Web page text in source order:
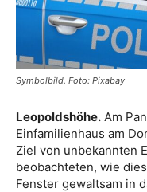
Symbolbild. Foto: Pixabay
Leopoldshöhe. Am
Einfamilienhaus am
Ziel von unbekannten
beobachteten, wie
Fenster gewaltsam in